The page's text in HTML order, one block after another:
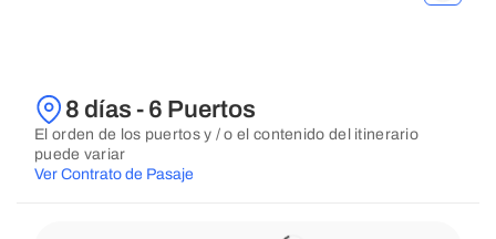
8 días - 6 Puertos
El orden de los puertos y / o el contenido del itinerario
puede variar
Ver Contrato de Pasaje